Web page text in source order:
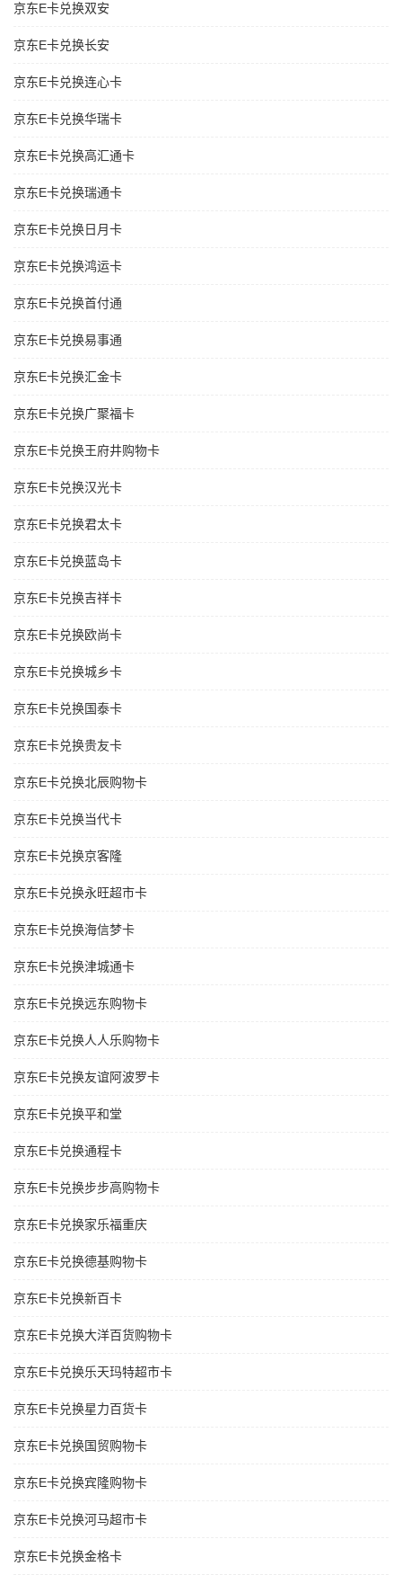
京东E卡兑换双安
京东E卡兑换长安
京东E卡兑换连心卡
京东E卡兑换华瑞卡
京东E卡兑换高汇通卡
京东E卡兑换瑞通卡
京东E卡兑换日月卡
京东E卡兑换鸿运卡
京东E卡兑换首付通
京东E卡兑换易事通
京东E卡兑换汇金卡
京东E卡兑换广聚福卡
京东E卡兑换王府井购物卡
京东E卡兑换汉光卡
京东E卡兑换君太卡
京东E卡兑换蓝岛卡
京东E卡兑换吉祥卡
京东E卡兑换欧尚卡
京东E卡兑换城乡卡
京东E卡兑换国泰卡
京东E卡兑换贵友卡
京东E卡兑换北辰购物卡
京东E卡兑换当代卡
京东E卡兑换京客隆
京东E卡兑换永旺超市卡
京东E卡兑换海信梦卡
京东E卡兑换津城通卡
京东E卡兑换远东购物卡
京东E卡兑换人人乐购物卡
京东E卡兑换友谊阿波罗卡
京东E卡兑换平和堂
京东E卡兑换通程卡
京东E卡兑换步步高购物卡
京东E卡兑换家乐福重庆
京东E卡兑换德基购物卡
京东E卡兑换新百卡
京东E卡兑换大洋百货购物卡
京东E卡兑换乐天玛特超市卡
京东E卡兑换星力百货卡
京东E卡兑换国贸购物卡
京东E卡兑换宾隆购物卡
京东E卡兑换河马超市卡
京东E卡兑换金格卡